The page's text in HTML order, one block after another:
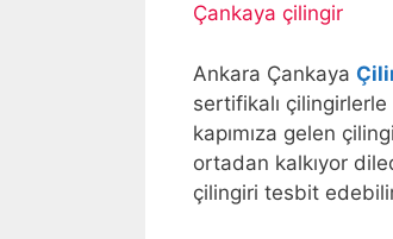
Çankaya çilingir
Ankara Çankaya
sertifikalı
kapımıza gelen
ortadan kalkıyor
çilingiri tesbit